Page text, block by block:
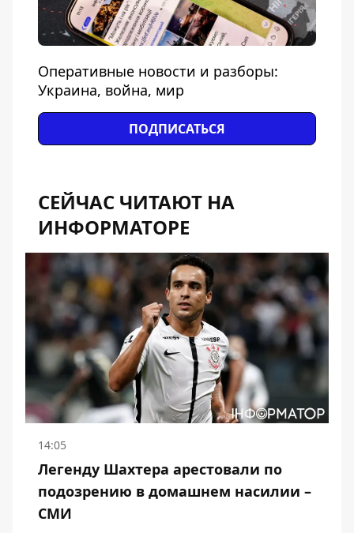
Оперативные новости и разборы:
Украина, война, мир
ПОДПИСАТЬСЯ
СЕЙЧАС ЧИТАЮТ НА
ИНФОРМАТОРЕ
14:05
Легенду Шахтера арестовали по
подозрению в домашнем насилии –
СМИ